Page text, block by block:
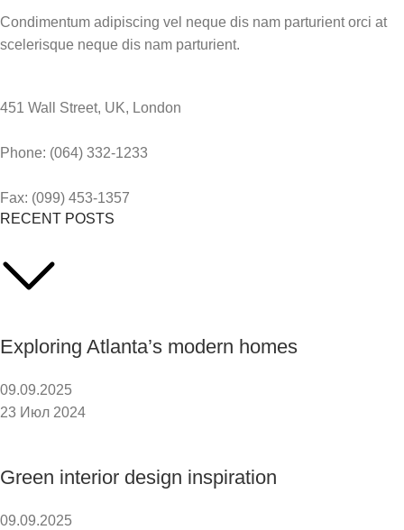
Condimentum adipiscing vel neque dis nam parturient orci at
scelerisque neque dis nam parturient.
451 Wall Street, UK, London
Phone: (064) 332-1233
Fax: (099) 453-1357
RECENT POSTS
Exploring Atlanta’s modern homes
09.09.2025
23 Июл 2024
Green interior design inspiration
09.09.2025